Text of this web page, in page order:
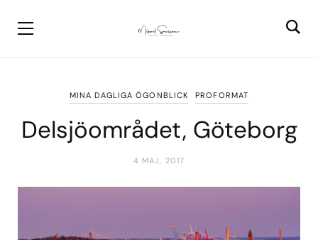
MINA DAGLIGA ÖGONBLICK PROFORMAT
Delsjöområdet, Göteborg
4 MAJ, 2017